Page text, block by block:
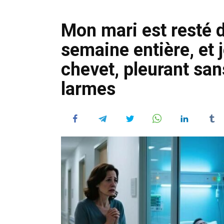
Mon mari est resté
semaine entière, et
chevet, pleurant
larmes